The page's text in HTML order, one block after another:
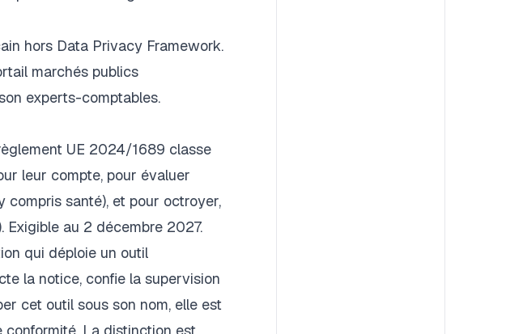
hors Data Privacy Framework.
marchés publics
experts-comptables.
UE 2024/1689 classe
leur compte, pour évaluer
santé), et pour octroyer,
au 2 décembre 2027.
qui déploie un outil
la notice, confie la supervision
cet outil sous son nom, elle est
La distinction est